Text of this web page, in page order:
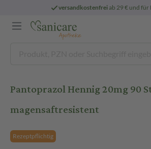
versandkostenfreiab 29 € und für
Pantoprazol Hennig 20mg 90
magensaftresistent
Rezeptpflichtig